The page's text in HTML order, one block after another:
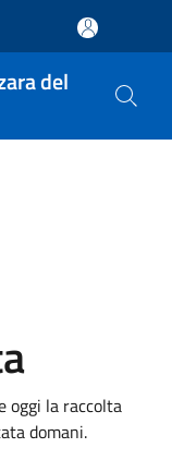
del
oggi la raccolta
domani.